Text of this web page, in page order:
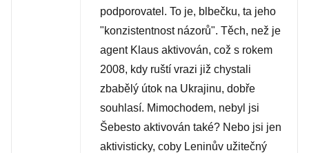
podporovatel. To je, blbečku, ta jeho
"konzistentnost názorů". Těch, než je
agent Klaus aktivován, což s rokem
2008, kdy ruští vrazi již chystali
zbabělý útok na Ukrajinu, dobře
souhlasí. Mimochodem, nebyl jsi
Šebesto aktivován také? Nebo jsi jen
aktivisticky, coby Leninův užitečný